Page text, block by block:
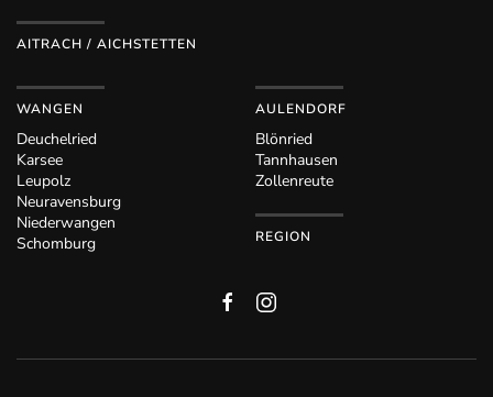
AITRACH / AICHSTETTEN
WANGEN
Deuchelried
Karsee
Leupolz
Neuravensburg
Niederwangen
Schomburg
AULENDORF
Blönried
Tannhausen
Zollenreute
REGION